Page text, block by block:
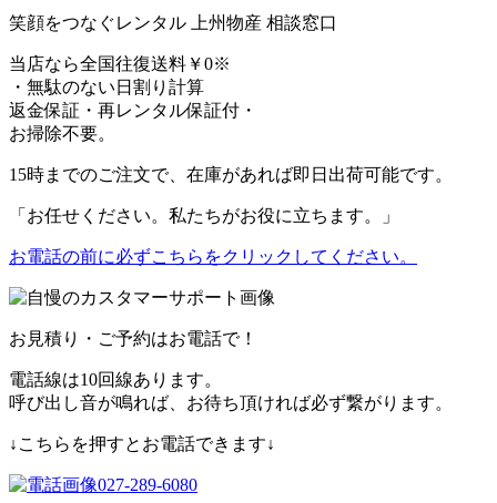
笑顔をつなぐレンタル 上州物産 相談窓口
当店なら全国往復送料￥0※
・無駄のない日割り計算
返金保証・再レンタル保証付・
お掃除不要。
15時までのご注文で、在庫があれば即日出荷可能です。
「お任せください。私たちがお役に立ちます。」
お電話の前に必ずこちらをクリックしてください。
お見積り・ご予約はお電話で！
電話線は10回線あります。
呼び出し音が鳴れば、お待ち頂ければ必ず繋がります。
↓こちらを押すとお電話できます↓
027-289-6080